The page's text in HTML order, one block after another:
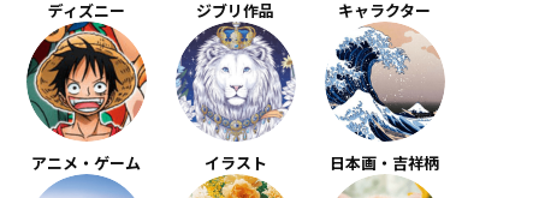
ディズニー ジブリ作品 キャラクター
アニメ・ゲーム イラスト 日本画・吉祥柄